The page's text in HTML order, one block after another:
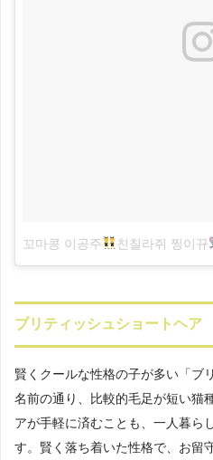
꼬마콩 이공주 친칠라쥐 찡이뀨
ブリティッシュショートヘア
賢くクールな性格の子が多い「ブ
名前の通り、比較的毛足が短い猫
アが手軽に済むことも、一人暮ら
す。賢く落ち着いた性格で、お留